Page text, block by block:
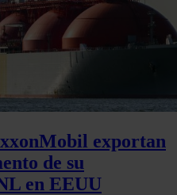
exportan
de su
en EEUU